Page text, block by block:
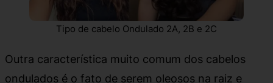
Tipo de cabelo Ondulado 2A, 2B e 2C
Outra característica muito comum dos cabelos
ondulados é o fato de serem oleosos na raiz e